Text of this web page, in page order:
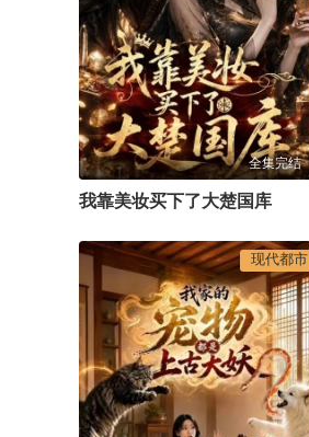
全集完结
我靠美妆买下了大楚国库
现代都市